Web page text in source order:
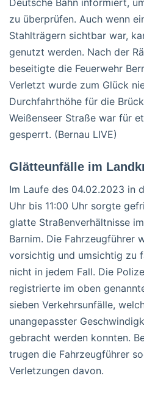
zu überprüfen. Auch wenn
Stahlträgern sichtbar war,
genutzt werden. Nach der
beseitigte die Feuerwehr
Verletzt wurde zum Glück
Durchfahrthöhe für die
Weißenseer Straße war für
gesperrt. (Bernau LIVE)
Glätteunfälle im
Im Laufe des 04.02.2023 in
Uhr bis 11:00 Uhr sorgte
glatte Straßenverhältnisse
Barnim. Die Fahrzeugführer
vorsichtig und umsichtig zu
nicht in jedem Fall. Die
registrierte im oben
sieben Verkehrsunfälle,
unangepasster
gebracht werden konnten.
trugen die Fahrzeugführer
Verletzungen davon.